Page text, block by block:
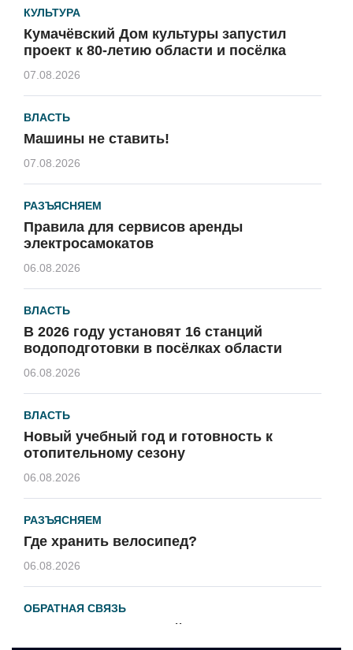
КУЛЬТУРА
Кумачёвский Дом культуры запустил
проект к 80-летию области и посёлка
07.08.2026
ВЛАСТЬ
Машины не ставить!
07.08.2026
РАЗЪЯСНЯЕМ
Правила для сервисов аренды
электросамокатов
06.08.2026
ВЛАСТЬ
В 2026 году установят 16 станций
водоподготовки в посёлках области
06.08.2026
ВЛАСТЬ
Новый учебный год и готовность к
отопительному сезону
06.08.2026
РАЗЪЯСНЯЕМ
Где хранить велосипед?
06.08.2026
ОБРАТНАЯ СВЯЗЬ